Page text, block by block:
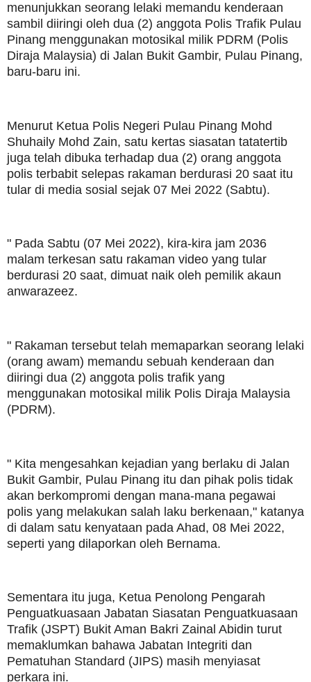
menunjukkan seorang lelaki memandu kenderaan
sambil diiringi oleh dua (2) anggota Polis Trafik Pulau
Pinang menggunakan motosikal milik PDRM (Polis
Diraja Malaysia) di Jalan Bukit Gambir, Pulau Pinang,
baru-baru ini.
Menurut Ketua Polis Negeri Pulau Pinang Mohd
Shuhaily Mohd Zain, satu kertas siasatan tatatertib
juga telah dibuka terhadap dua (2) orang anggota
polis terbabit selepas rakaman berdurasi 20 saat itu
tular di media sosial sejak 07 Mei 2022 (Sabtu).
" Pada Sabtu (07 Mei 2022), kira-kira jam 2036
malam terkesan satu rakaman video yang tular
berdurasi 20 saat, dimuat naik oleh pemilik akaun
anwarazeez.
" Rakaman tersebut telah memaparkan seorang lelaki
(orang awam) memandu sebuah kenderaan dan
diiringi dua (2) anggota polis trafik yang
menggunakan motosikal milik Polis Diraja Malaysia
(PDRM).
" Kita mengesahkan kejadian yang berlaku di Jalan
Bukit Gambir, Pulau Pinang itu dan pihak polis tidak
akan berkompromi dengan mana-mana pegawai
polis yang melakukan salah laku berkenaan," katanya
di dalam satu kenyataan pada Ahad, 08 Mei 2022,
seperti yang dilaporkan oleh Bernama.
Sementara itu juga, Ketua Penolong Pengarah
Penguatkuasaan Jabatan Siasatan Penguatkuasaan
Trafik (JSPT) Bukit Aman Bakri Zainal Abidin turut
memaklumkan bahawa Jabatan Integriti dan
Pematuhan Standard (JIPS) masih menyiasat
perkara ini.